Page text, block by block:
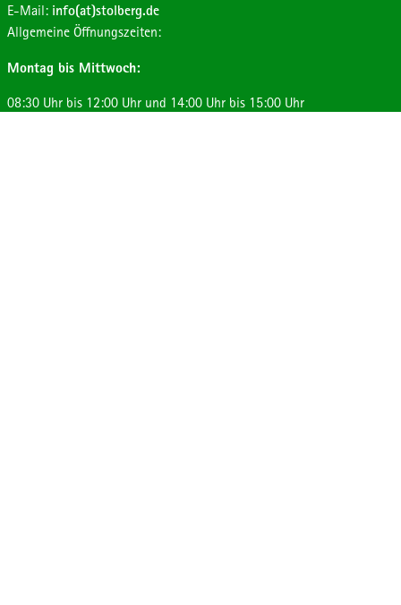
E-Mail: info(at)stolberg.de
Allgemeine Öffnungszeiten:
Montag bis Mittwoch:
08:30 Uhr bis 12:00 Uhr und 14:00 Uhr bis 15:00 Uhr